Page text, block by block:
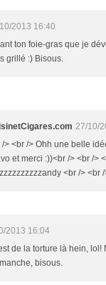
2013 16:40
ton foie-gras que je
grillé :) Bisous.
27/10/
/> <br /> Ohh une belle
et merci :))<br /> <br />
<br /> <br
2013 16:04
de la torture là hein, lol!
bisous.